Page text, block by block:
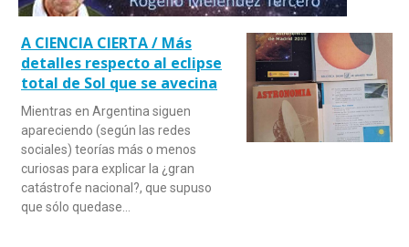
A CIENCIA CIERTA / Más
detalles respecto al eclipse
total de Sol que se avecina
Mientras en Argentina siguen
apareciendo (según las redes
sociales) teorías más o menos
curiosas para explicar la ¿gran
catástrofe nacional?, que supuso
que sólo quedase…